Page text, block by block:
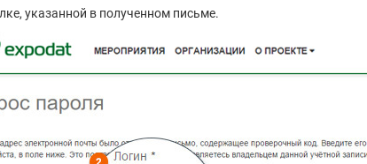
указанной в полученном письме.